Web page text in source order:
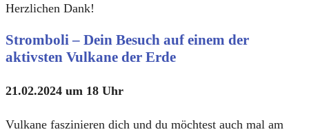
Herzlichen Dank!
Stromboli – Dein Besuch auf einem der
aktivsten Vulkane der Erde
21.02.2024 um 18 Uhr
Vulkane faszinieren dich und du möchtest auch mal am